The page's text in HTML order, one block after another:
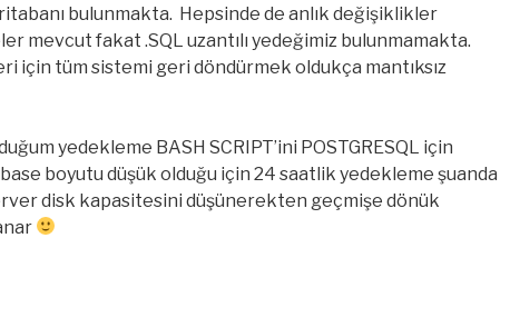
bulunmakta. Hepsinde de anlık değişiklikler
mevcut fakat .SQL uzantılı yedeğimiz bulunmamakta.
için tüm sistemi geri döndürmek oldukça mantıksız
yedekleme BASH SCRIPT’ini POSTGRESQL için
boyutu düşük olduğu için 24 saatlik yedekleme şuanda
disk kapasitesini düşünerekten geçmişe dönük